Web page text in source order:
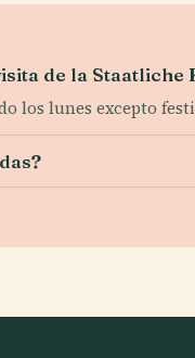
de la
los lunes excepto